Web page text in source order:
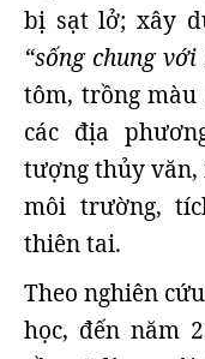
bị sạt lở; xây
“sống chung với
tôm, trồng
các địa
tượng thủy văn,
môi trường,
thiên tai.
Theo nghiên
học, đến năm